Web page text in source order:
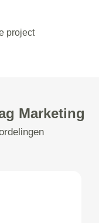
project
Marketing